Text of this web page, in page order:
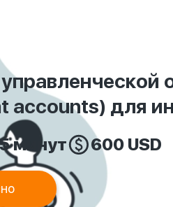
accounts) для
минут 600 USD